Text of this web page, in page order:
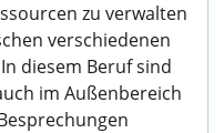
zu verwalten
verschiedenen
diesem Beruf sind
im Außenbereich